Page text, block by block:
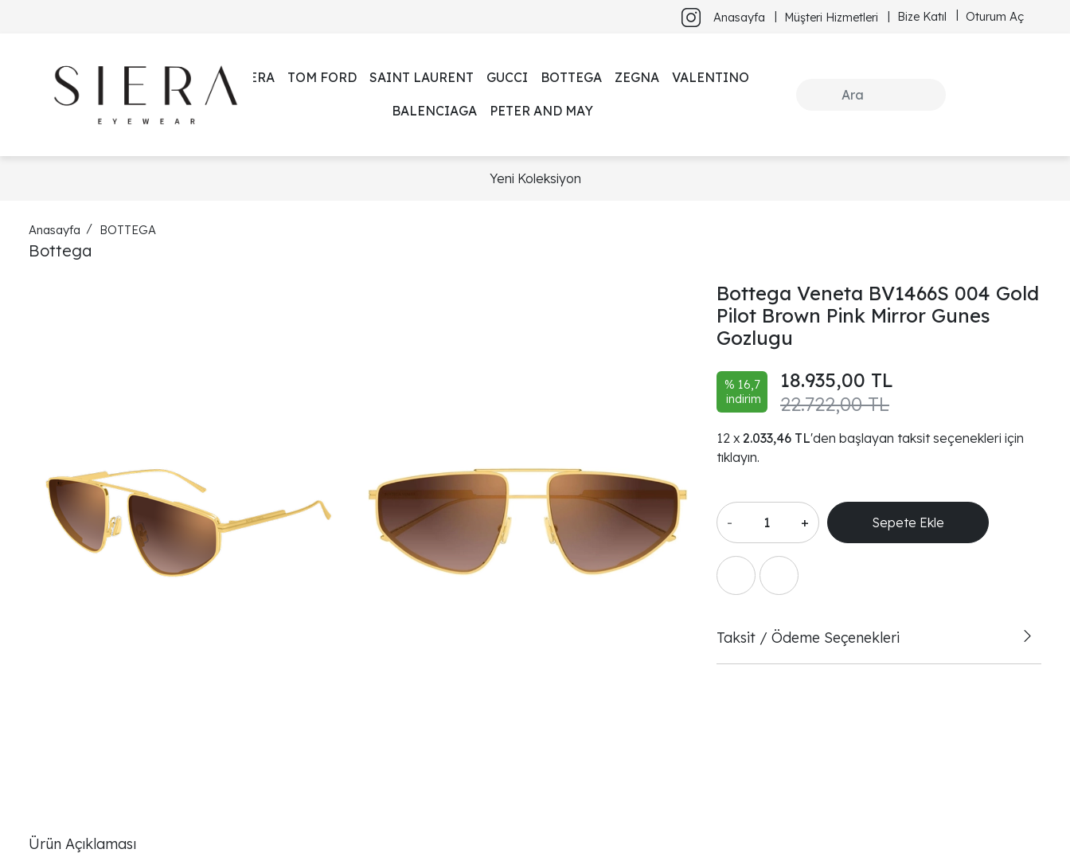
Anasayfa Müşteri Hizmetleri Bize Katıl Oturum Aç
SIERA TOM FORD SAINT LAURENT GUCCI BOTTEGA ZEGNA VALENTINO
BALENCIAGA PETER AND MAY
Yeni Koleksiyon
Anasayfa BOTTEGA
Bottega
Bottega Veneta BV1466S 004 Gold
Pilot Brown Pink Mirror Gunes
Gozlugu
% 16,7
indirim
22.722,00 TL
18.935,00 TL
2.033,46 TL'den başlayan taksit seçenekleri için
tıklayın.
- + Sepete Ekle
Taksit / Ödeme Seçenekleri
Ürün Açıklaması